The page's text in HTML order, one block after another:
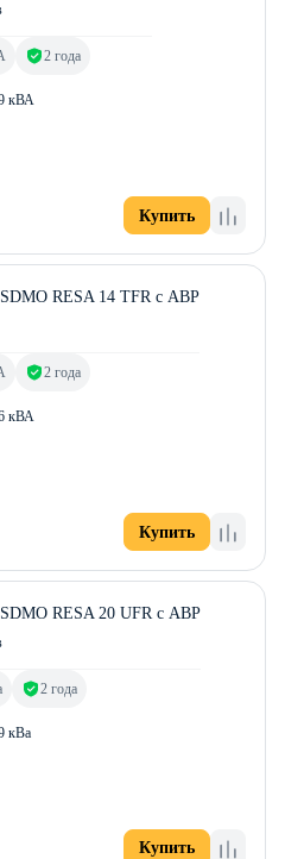
кВА
2 года
Купить
SDMO RESA 14 TFR с АВР
кВА
2 года
Купить
SDMO RESA 20 UFR с АВР
кВа
2 года
Купить